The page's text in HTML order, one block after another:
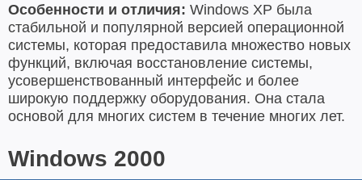
Особенности и отличия: Windows XP была
стабильной и популярной версией операционной
системы, которая предоставила множество новых
функций, включая восстановление системы,
усовершенствованный интерфейс и более
широкую поддержку оборудования. Она стала
основой для многих систем в течение многих лет.
Windows 2000